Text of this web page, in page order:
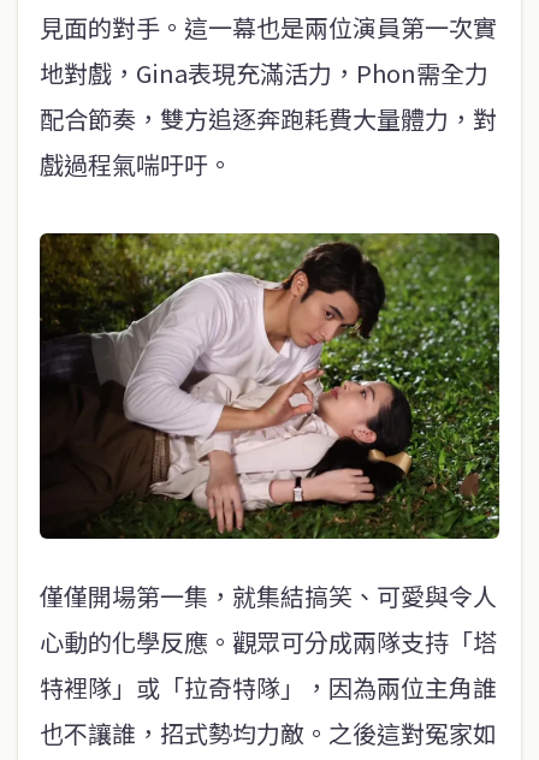
見面的對手。這一幕也是兩位演員第一次實
地對戲，Gina表現充滿活力，Phon需全力
配合節奏，雙方追逐奔跑耗費大量體力，對
戲過程氣喘吁吁。
僅僅開場第一集，就集結搞笑、可愛與令人
心動的化學反應。觀眾可分成兩隊支持「塔
特裡隊」或「拉奇特隊」，因為兩位主角誰
也不讓誰，招式勢均力敵。之後這對冤家如